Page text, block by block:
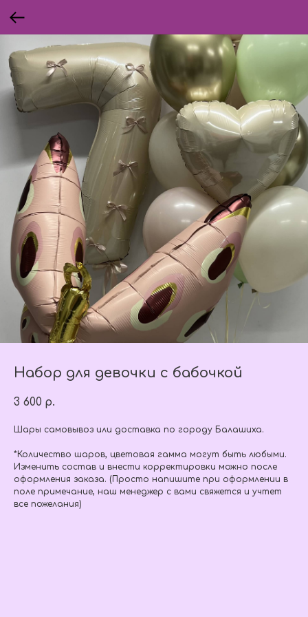
Набор для девочки с бабочкой
3 600 р.
Шары самовывоз или доставка по городу Балашиха.
*Количество шаров, цветовая гамма могут быть любыми.
Изменить состав и внести корректировки можно после
оформления заказа. (Просто напишите при оформлении в
поле примечание, наш менеджер с вами свяжется и учтет
все пожелания)